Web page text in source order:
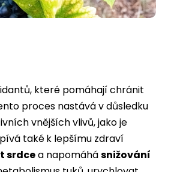
které pomáhají chránit
proces nastává v důsledku
vnějších vlivů, jako je
takék lepšímu zdraví
srdcea napomáhásnižování